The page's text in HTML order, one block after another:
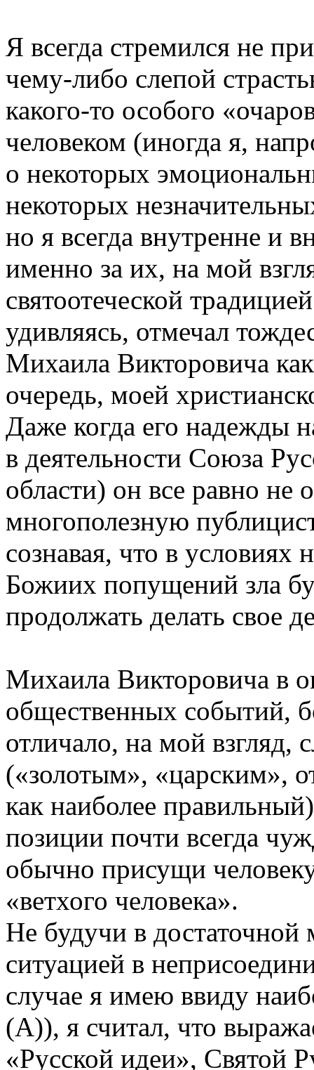
Я всегда стремился не
чему-либо слепой
какого-то особого
человеком (иногда я,
о некоторых
некоторых
но я всегда внутренне и
именно за их, на мой
святоотеческой
удивляясь, отмечал
Михаила Викторовича
очередь, моей
Даже когда его надежды
в деятельности Союза
области) он все равно не
многополезную
сознавая, что в
Божиих попущений зла
продолжать делать свое
Михаила Викторовича в
общественных событий,
отличало, на мой взгляд,
(«золотым», «царским»,
как наиболее
позиции почти всегда
обычно присущи
«ветхого человека».
Не будучи в
ситуацией в
случае я имею ввиду
(А)), я считал, что
«Русской идеи», Святой